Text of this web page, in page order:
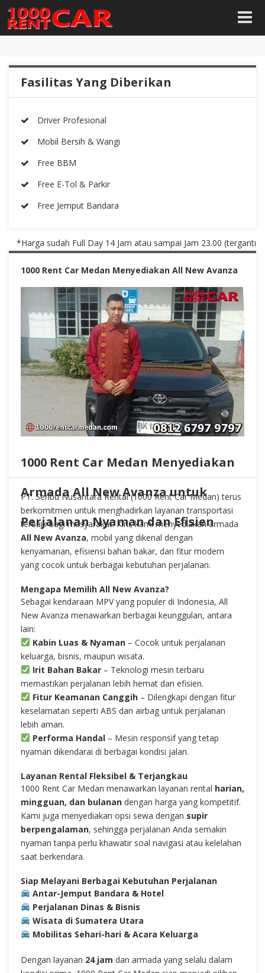
Fasilitas Yang Diberikan
Driver Profesional
Mobil Bersih & Wangi
Free BBM
Free E-Tol & Parkir
Free Jemput Bandara
*Harga sudah Full Day 14 Jam atau sampai Jam 23.00 (tergantung
1000 Rent Car Medan Menyediakan All New Avanza
1000 Rent Car Medan Menyediakan
Armada All New Avanza untuk
Perjalanan Nyaman dan Efisien
PT. Seribu Nusantara Rental (1000 Rent Car Medan) terus
berkomitmen untuk menghadirkan layanan transportasi
terbaik bagi masyarakat. Kini, kami menyediakan armada
All New Avanza, mobil yang dikenal dengan
kenyamanan, efisiensi bahan bakar, dan fitur modern
yang cocok untuk berbagai kebutuhan perjalanan.
Mengapa Memilih All New Avanza?
Sebagai kendaraan MPV yang populer di Indonesia, All
New Avanza menawarkan berbagai keunggulan, antara
lain:
Kabin Luas & Nyaman– Cocok untuk perjalanan
keluarga, bisnis, maupun wisata.
Irit Bahan Bakar– Teknologi mesin terbaru
memastikan perjalanan lebih hemat dan efisien.
Fitur Keamanan Canggih– Dilengkapi dengan fitur
keselamatan seperti ABS dan airbag untuk perjalanan
lebih aman.
Performa Handal– Mesin responsif yang tetap
nyaman dikendarai di berbagai kondisi jalan.
Layanan Rental Fleksibel & Terjangkau
1000 Rent Car Medan menawarkan layanan rental harian,
mingguan, dan bulanan dengan harga yang kompetitif.
Kami juga menyediakan opsi sewa dengan supir
berpengalaman, sehingga perjalanan Anda semakin
nyaman tanpa perlu khawatir soal navigasi atau kelelahan
saat berkendara.
Siap Melayani Berbagai Kebutuhan Perjalanan
Antar-Jemput Bandara & Hotel
Perjalanan Dinas & Bisnis
Wisata di Sumatera Utara
Mobilitas Sehari-hari & Acara Keluarga
Dengan layanan 24 jam dan armada yang selalu dalam